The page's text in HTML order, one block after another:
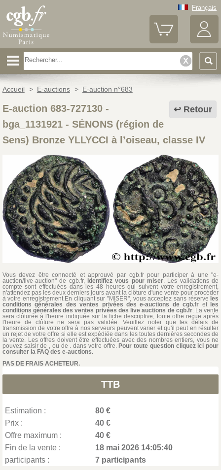
Français
Accueil > E-auctions > E-auction n°683
Retour
E-auction 683-727130 -
bga_1131921- SÉNONS (région de
Sens) Bronze YLLYCCI à l’oiseau, classe IV
Vous devez être connecté et approuvé par cgb.fr pour participer à une "e-
auction/live-auction" de cgb.fr, Identifiez vous pour miser . Les validations de
compte sont effectuées dans les 48 heures qui suivent votre enregistrement,
n'attendez pas les deux derniers jours avant la clôture d'une vente pour procéder
à votre enregistrement.En cliquant sur "MISER", vous acceptez sans réserve les
conditions générales des ventes privées des e-auctions de cgb.fr et les
conditions générales des ventes privées des live auctions de cgb.fr. La vente
sera clôturée à l'heure indiquée sur la fiche descriptive, toute offre reçue après
l'heure de clôture ne sera pas validée. Veuillez noter que les délais de
transmission de votre offre à nos serveurs peuvent varier et qu'il peut en résulter
un rejet de votre offre si elle est expédiée dans les toutes dernières secondes de
la vente. Les offres doivent être effectuées avec des nombres entiers, vous ne
pouvez saisir de , ou de . dans votre offre.Pour toute question cliquez ici pour
consulter la FAQ des e-auctions.
PAS DE FRAIS ACHETEUR.
TTB
Estimation :
80 €
Prix :
40 €
Offre maximum :
40 €
Fin de la vente :
18 mai 2026 14:05:40
participants :
7 participants